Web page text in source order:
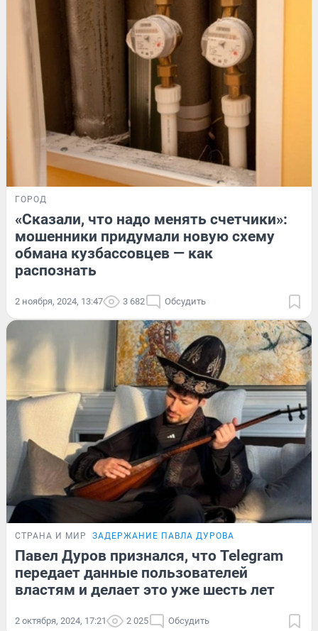
ГОРОД
«Сказали, что надо менять счетчики»:
мошенники придумали новую схему
обмана кузбассовцев — как
распознать
2 ноября, 2024, 13:47 3 682 Обсудить
СТРАНА И МИР ЗАДЕРЖАНИЕ ПАВЛА ДУРОВА
Павел Дуров признался, что Telegram
передает данные пользователей
властям и делает это уже шесть лет
2 октября, 2024, 17:21 2 025 Обсудить